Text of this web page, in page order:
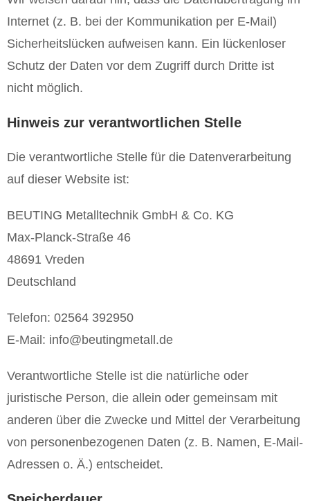
Internet (z. B. bei der Kommunikation per E-Mail)
Sicherheitslücken aufweisen kann. Ein lückenloser
Schutz der Daten vor dem Zugriff durch Dritte ist
nicht möglich.
Hinweis zur verantwortlichen Stelle
Die verantwortliche Stelle für die Datenverarbeitung
auf dieser Website ist:
BEUTING Metalltechnik GmbH & Co. KG
Max-Planck-Straße 46
48691 Vreden
Deutschland
Telefon: 02564 392950
E-Mail: info@beutingmetall.de
Verantwortliche Stelle ist die natürliche oder
juristische Person, die allein oder gemeinsam mit
anderen über die Zwecke und Mittel der Verarbeitung
von personenbezogenen Daten (z. B. Namen, E-Mail-
Adressen o. Ä.) entscheidet.